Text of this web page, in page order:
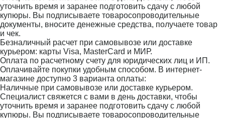
уточнить время и заранее подготовить сдачу с любой
купюры. Вы подписываете товаросопроводительные
документы, вносите денежные средства, получаете товар
и чек.
Безналичный расчет при самовывозе или доставке
курьером: карты Visa, MasterCard и МИР.
Оплата по расчетному счету для юридических лиц и ИП.
Оплачивайте покупки удобным способом. В интернет-
магазине доступно 3 варианта оплаты:
Наличные при самовывозе или доставке курьером.
Специалист свяжется с вами в день доставки, чтобы
уточнить время и заранее подготовить сдачу с любой
купюры. Вы подписываете товаросопроводительные